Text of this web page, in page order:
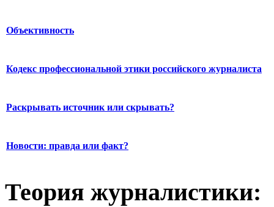
Объективность
Кодекс профессиональной этики российского журналиста
Раскрывать источник или скрывать?
Новости: правда или факт?
Теория журналистики: